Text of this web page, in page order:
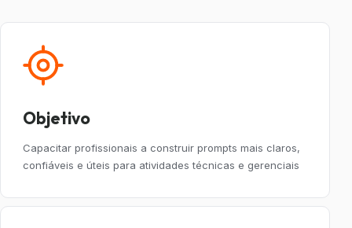
Objetivo
Capacitar profissionais a construir prompts mais claros,
confiáveis e úteis para atividades técnicas e gerenciais